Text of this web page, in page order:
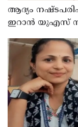
ആദ്യം
ഇറാന്‍ യുഎസ്